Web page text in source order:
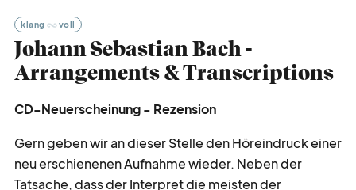
klang voll
Johann Sebastian Bach -
Arrangements & Transcriptions
CD-Neuerscheinung - Rezension
Gern geben wir an dieser Stelle den Höreindruck einer
neu erschienenen Aufnahme wieder. Neben der
Tatsache, dass der Interpret die meisten der